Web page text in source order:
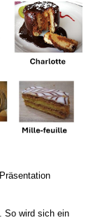
So wird sich ein